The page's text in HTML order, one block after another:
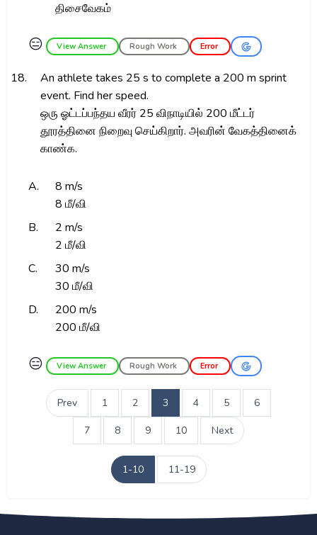
திசைவேகம்
😑 View Answer Rough Work Error
18.
An athlete takes 25 s to complete a 200 m sprint
event. Find her speed.
ஒரு ஓட்டப்பந்தய வீரர் 25 விநாடியில் 200 மீட்டர்
தூரத்தினை நிறைவு செய்கிறார். அவரின் வேகத்தினைக்
காண்க.
A.
8 m/s
8 மீ/வி
B.
2 m/s
2 மீ/வி
C.
30 m/s
30 மீ/வி
D.
200 m/s
200 மீ/வி
😑 View Answer Rough Work Error
Prev 1 2 3 4 5 6
7 8 9 10 Next
1-10 11-19